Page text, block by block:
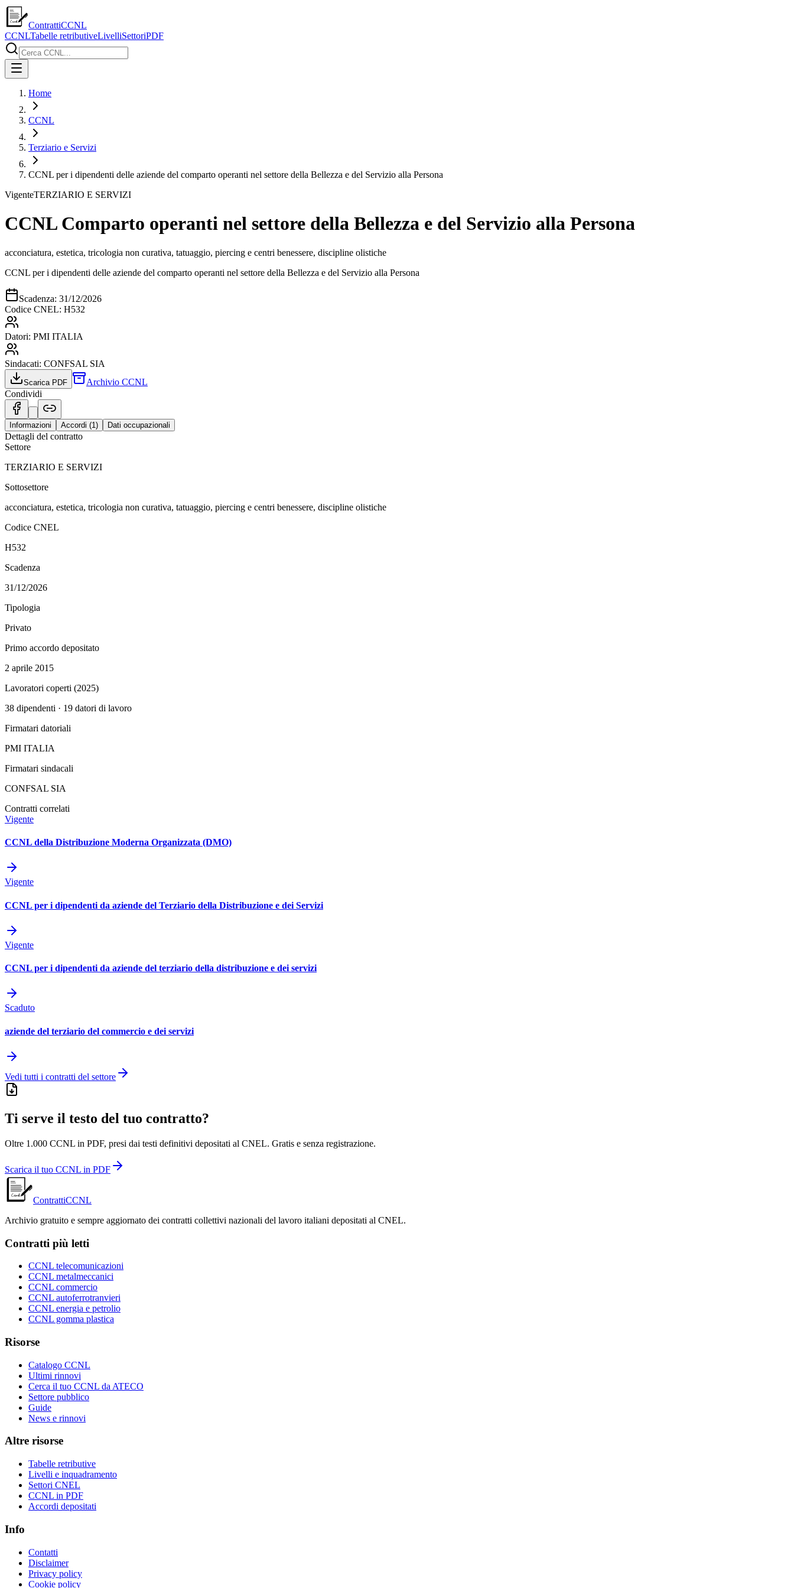
ContrattiCCNL
CCNLTabelle retributiveLivelliSettoriPDF
Home
CCNL
Terziario e Servizi
CCNL per i dipendenti delle aziende del comparto operanti nel settore della Bellezza e del Servizio alla Persona
VigenteTERZIARIO E SERVIZI
CCNL Comparto operanti nel settore della Bellezza e del Servizio alla Persona
acconciatura, estetica, tricologia non curativa, tatuaggio, piercing e centri benessere, discipline olistiche
CCNL per i dipendenti delle aziende del comparto operanti nel settore della Bellezza e del Servizio alla Persona
Scadenza: 31/12/2026
Codice CNEL: H532
Datori: PMI ITALIA
Sindacati: CONFSAL SIA
Scarica PDF
Archivio CCNL
Condividi
Informazioni Accordi (1 ) Dati occupazionali
Dettagli del contratto
Settore
TERZIARIO E SERVIZI
Sottosettore
acconciatura, estetica, tricologia non curativa, tatuaggio, piercing e centri benessere, discipline olistiche
Codice CNEL
H532
Scadenza
31/12/2026
Tipologia
Privato
Primo accordo depositato
2 aprile 2015
Lavoratori coperti (2025)
38 dipendenti · 19 datori di lavoro
Firmatari datoriali
PMI ITALIA
Firmatari sindacali
CONFSAL SIA
Contratti correlati
Vigente
CCNL della Distribuzione Moderna Organizzata (DMO)
Vigente
CCNL per i dipendenti da aziende del Terziario della Distribuzione e dei Servizi
Vigente
CCNL per i dipendenti da aziende del terziario della distribuzione e dei servizi
Scaduto
aziende del terziario del commercio e dei servizi
Vedi tutti i contratti del settore
Ti serve il testo del tuo contratto?
Oltre 1.000 CCNL in PDF, presi dai testi definitivi depositati al CNEL. Gratis e senza registrazione.
Scarica il tuo CCNL in PDF
ContrattiCCNL
Archivio gratuito e sempre aggiornato dei contratti collettivi nazionali del lavoro italiani depositati al CNEL.
Contratti più letti
CCNL telecomunicazioni
CCNL metalmeccanici
CCNL commercio
CCNL autoferrotranvieri
CCNL energia e petrolio
CCNL gomma plastica
Risorse
Catalogo CCNL
Ultimi rinnovi
Cerca il tuo CCNL da ATECO
Settore pubblico
Guide
News e rinnovi
Altre risorse
Tabelle retributive
Livelli e inquadramento
Settori CNEL
CCNL in PDF
Accordi depositati
Info
Contatti
Disclaimer
Privacy policy
Cookie policy